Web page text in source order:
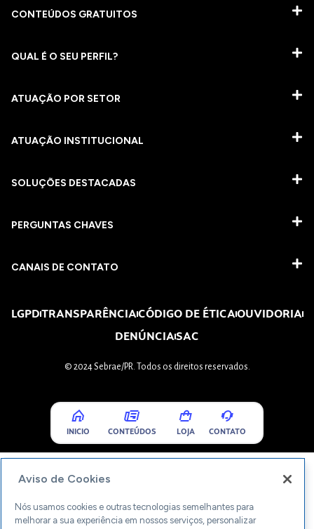
CONTEÚDOS GRATUITOS
QUAL É O SEU PERFIL?
ATUAÇÃO POR SETOR
ATUAÇÃO INSTITUCIONAL
SOLUÇÕES DESTACADAS
PERGUNTAS CHAVES​
CANAIS DE CONTATO
LGPDTRANSPARÊNCIACÓDIGO DE ÉTICAOUVIDORIA
DENÚNCIASAC
© 2024 Sebrae/PR. Todos os direitos reservados.
INICIO CONTEÚDOS LOJA CONTATO
Aviso de Cookies
Nós usamos cookies e outras tecnologias semelhantes para
melhorar a sua experiência em nossos serviços, personalizar